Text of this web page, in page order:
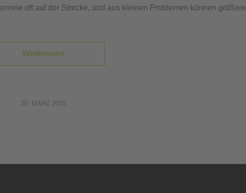
oft auf der Strecke, und aus kleinen Problemen können größere
Weiterlesen
30. MÄRZ 2025